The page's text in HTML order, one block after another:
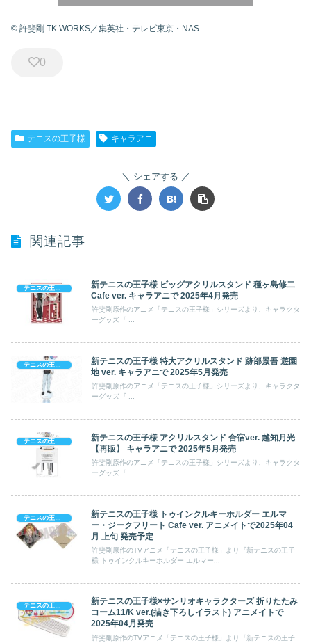
© 許斐剛 TK WORKS／集英社・テレビ東京・NAS
0
テニスの王子様 キャラアニ
シェアする
関連記事
テニスの王子様
新テニスの王子様 ビッグアクリルスタンド 種ヶ島修二
Cafe ver. キャラアニで 2025年4月発売
許斐剛原作のアニメ「テニスの王子様」シリーズより、キャラクタ
テニスの王子様
新テニスの王子様 特大アクリルスタンド 跡部景吾 遊園
地 ver. キャラアニで 2025年5月発売
許斐剛原作のアニメ「テニスの王子様」シリーズより、キャラクタ
新テニスの王子様 アクリルスタンド 合宿ver. 越知月光
【再販】 キャラアニで 2025年5月発売
許斐剛原作のアニメ「テニスの王子様」シリーズより、キャラクタ
新テニスの王子様 トゥインクルキーホルダー エルマ
ー・ジークフリート Cafe ver. アニメイトで2025年04
月 上旬 発売予定
許斐剛原作のTVアニメ「テニスの王子様」より『新テニスの王子
様 トゥインクルキーホルダー エルマー...
新テニスの王子様×サンリオキャラクターズ 折りたたみ
コーム11/K ver.(描き下ろしイラスト) アニメイトで
2025年04月発売
許斐剛原作のTVアニメ「テニスの王子様」より『新テニスの王子